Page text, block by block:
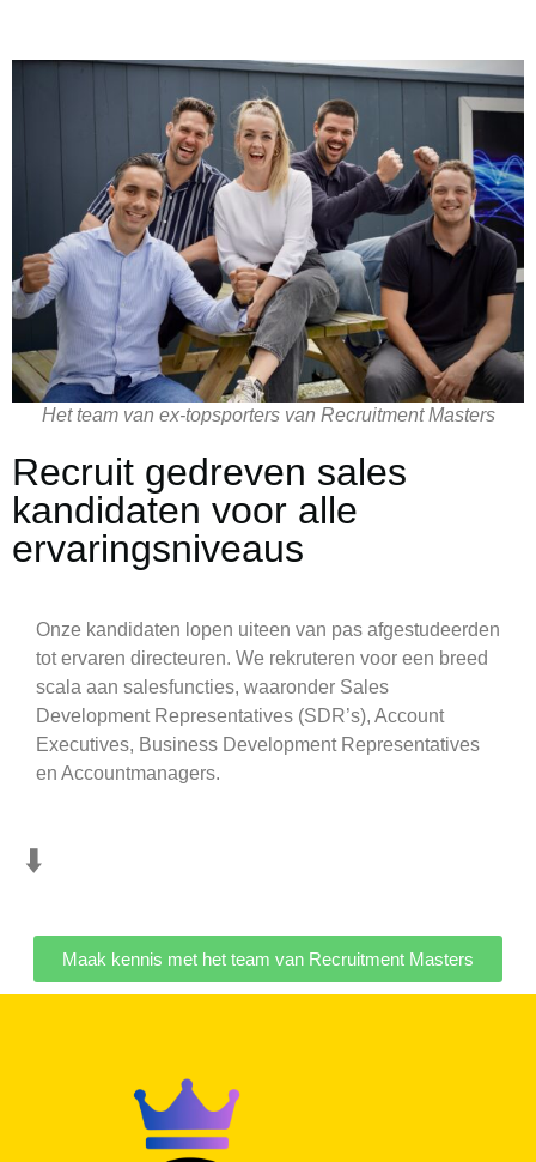
Het team van ex-topsporters van Recruitment Masters
Recruit gedreven sales
kandidaten voor alle
ervaringsniveaus
Onze kandidaten lopen uiteen van pas afgestudeerden
tot ervaren directeuren. We rekruteren voor een breed
scala aan salesfuncties, waaronder Sales
Development Representatives (SDR’s), Account
Executives, Business Development Representatives
en Accountmanagers.
⬇️
Maak kennis met het team van Recruitment Masters